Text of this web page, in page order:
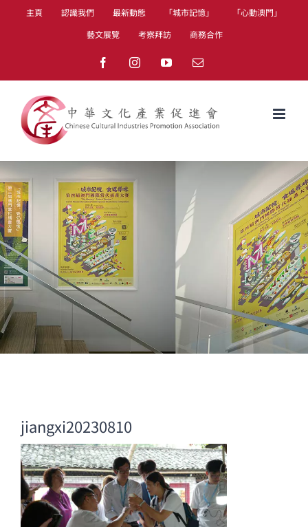
主頁 認識我們 最新動態 「城市記憶」
「心動澳門」
藝文展覽
考察拜訪 商務合作
FacebookInstagramYouTubeEmail
jiangxi20230810